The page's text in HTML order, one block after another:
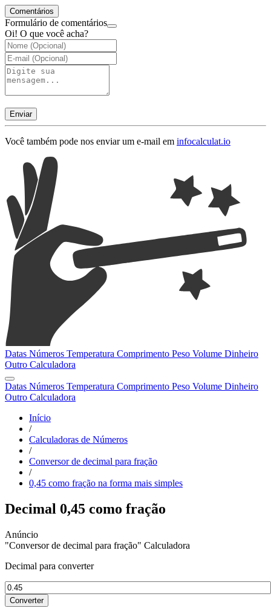
Comentários
Formulário de comentários
Oi! O que você acha?
Enviar
Você também pode nos enviar um e-mail em infocalculat.io
Datas Números Temperatura Comprimento Peso Volume Dinheiro
Outro Calculadora
Datas Números Temperatura Comprimento Peso Volume Dinheiro
Outro Calculadora
Início
/
Calculadoras de Números
/
Conversor de decimal para fração
/
0,45 como fração na forma mais simples
Decimal 0,45 como fração
"Conversor de decimal para fração" Calculadora
Decimal para converter
Converter